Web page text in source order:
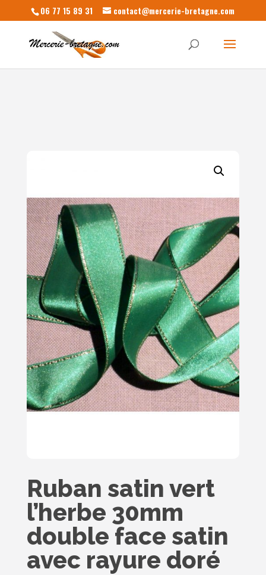
06 77 15 89 31 contact@mercerie-bretagne.com
Ruban satin vert
l’herbe 30mm
double face satin
avec rayure doré